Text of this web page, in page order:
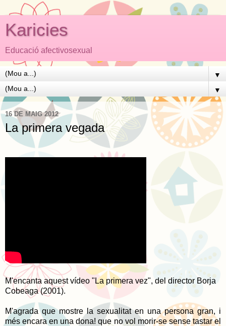
Karicies
Educació afectivosexual
▼
▼
16 DE MAIG 2012
La primera vegada
M'encanta aquest vídeo "La primera vez", del director Borja
Cobeaga (2001).
M'agrada que mostre la sexualitat en una persona gran, i
més encara en una dona! que no vol morir-se sense tastar el